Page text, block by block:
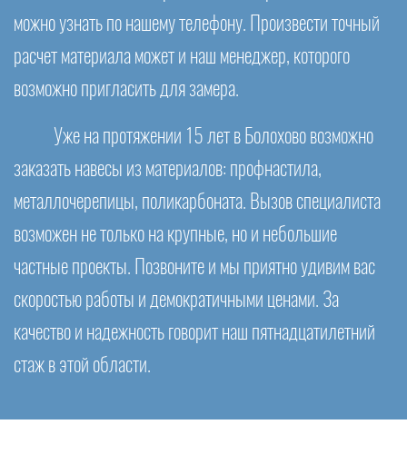
можно узнать по нашему телефону. Произвести точный
расчет материала может и наш менеджер, которого
возможно пригласить для замера.
Уже на протяжении 15 лет в Болохово возможно
заказать навесы из материалов: профнастила,
металлочерепицы, поликарбоната. Вызов специалиста
возможен не только на крупные, но и небольшие
частные проекты. Позвоните и мы приятно удивим вас
скоростью работы и демократичными ценами. За
качество и надежность говорит наш пятнадцатилетний
стаж в этой области.